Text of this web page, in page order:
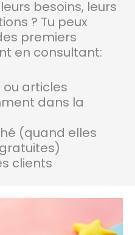
besoins, leurs
? Tu peux
premiers
en consultant:
ou articles
dans la
(quand elles
clients